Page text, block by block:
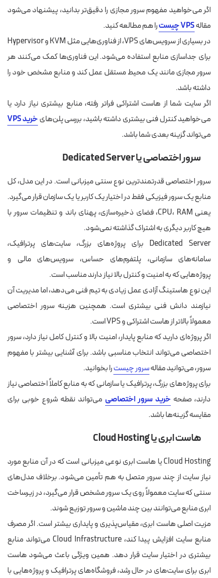
اگر می‌خواهید مفهوم سرور مجازی را دقیق‌تر بدانید، پیشنهاد می‌شود
مقالهVPS چیست
را هم مطالعه کنید.
در بسیاری از سرویس‌های VPS، از فناوری‌هایی مثل KVM و Hypervisor
برای جداسازی منابع استفاده می‌شود. این فناوری‌ها کمک می‌کنند هر
سرور مجازی مانند یک محیط مستقل عمل کند و منابع مشخص خود را
داشته باشد.
اگر سایت شما از هاست اشتراکی فراتر رفته، منابع بیشتری نیاز دارد یا
می‌خواهید کنترل فنی بیشتری داشته باشید، بررسی پلن‌های خرید VPS
می‌تواند گزینه بعدی شما باشد.
سرور اختصاصی یا Dedicated Server
سرور اختصاصی قدرتمندترین نوع سنتی میزبانی است. در این مدل، کل
منابع یک سرور فیزیکی فقط در اختیار یک کاربر یا یک سازمان قرار می‌گیرد.
یعنی CPU، RAM، فضای ذخیره‌سازی، پهنای باند و تنظیمات سرور با
هیچ کاربر دیگری به اشتراک گذاشته نمی‌شود.
Dedicated Server برای پروژه‌های بزرگ، سایت‌های پرترافیک،
سامانه‌های سازمانی، پلتفرم‌های حساس، سرویس‌های مالی و
پروژه‌هایی که به امنیت و کنترل بالا نیاز دارند مناسب است.
این نوع هاستینگ آزادی عمل زیادی به تیم فنی می‌دهد، اما مدیریت آن
نیازمند دانش فنی بیشتری است. همچنین هزینه سرور اختصاصی
معمولاً بالاتر از هاست اشتراکی و VPS است.
اگر پروژه‌ای دارید که منابع پایدار، امنیت بالا و کنترل کامل نیاز دارد، سرور
اختصاصی می‌تواند انتخاب مناسبی باشد. برای آشنایی بیشتر با مفهوم
سرور، می‌توانید مقالهسرور چیسترا بخوانید.
برای پروژه‌های بزرگ، پرترافیک یا سازمانی که به منابع کاملاً اختصاصی نیاز
دارند، صفحه خرید سرور اختصاصی می‌تواند نقطه شروع خوبی برای
مقایسه گزینه‌ها باشد.
هاست ابری یا Cloud Hosting
Cloud Hosting یا هاست ابری نوعی میزبانی است که در آن منابع مورد
نیاز سایت از چند سرور متصل به هم تأمین می‌شود. برخلاف مدل‌های
سنتی که سایت معمولاً روی یک سرور مشخص قرار می‌گیرد، در زیرساخت
ابری منابع می‌توانند بین چند ماشین و سرور توزیع شوند.
مزیت اصلی هاست ابری، مقیاس‌پذیری و پایداری بیشتر است. اگر مصرف
منابع سایت افزایش پیدا کند، Cloud Infrastructure می‌تواند منابع
بیشتری در اختیار سایت قرار دهد. همین ویژگی باعث می‌شود هاست
ابری برای سایت‌های در حال رشد، فروشگاه‌های پرترافیک و پروژه‌هایی با